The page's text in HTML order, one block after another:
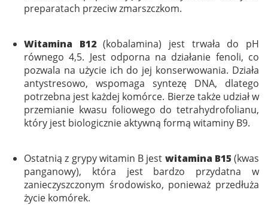
preparatach przeciw zmarszczkom.
Witamina B12(kobalamina) jest trwała do pH
równego 4,5. Jest odporna na działanie fenoli, co
pozwala na użycie ich do jej konserwowania. Działa
antystresowo, wspomaga syntezę DNA, dlatego
potrzebna jest każdej komórce. Bierze także udział w
przemianie kwasu foliowego do tetrahydrofolianu,
który jest biologicznie aktywną formą witaminy B9.
Ostatnią z grypy witamin B jest witamina B15 (kwas
panganowy), która jest bardzo przydatna w
zanieczyszczonym środowisko, ponieważ przedłuża
życie komórek.